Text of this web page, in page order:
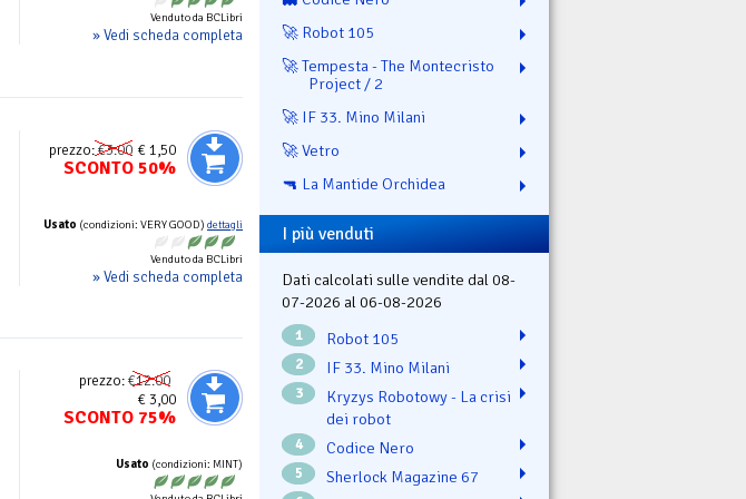
Venduto da BCLibri
» Vedi scheda completa
prezzo:€3.00 € 1,50
SCONTO 50%
Usato (condizioni: VERY GOOD) dettagli
Venduto da BCLibri
» Vedi scheda completa
prezzo:€12.00
€ 3,00
SCONTO 75%
Usato (condizioni: MINT)
🚀 Robot 105
🚀 Tempesta - The Montecristo
Project / 2
🚀 IF 33. Mino Milani
🚀 Vetro
🔫 La Mantide Orchidea
I più venduti
Dati calcolati sulle vendite dal 08-
07-2026 al 06-08-2026
1 Robot 105
2 IF 33. Mino Milani
3
Kryzys Robotowy - La crisi
dei robot
4 Codice Nero
5 Sherlock Magazine 67